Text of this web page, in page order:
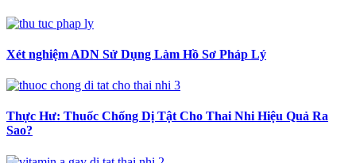
Xét nghiệm ADN Sử Dụng Làm Hồ Sơ Pháp Lý
Thực Hư: Thuốc Chống Dị Tật Cho Thai Nhi Hiệu Quả Ra
Sao?